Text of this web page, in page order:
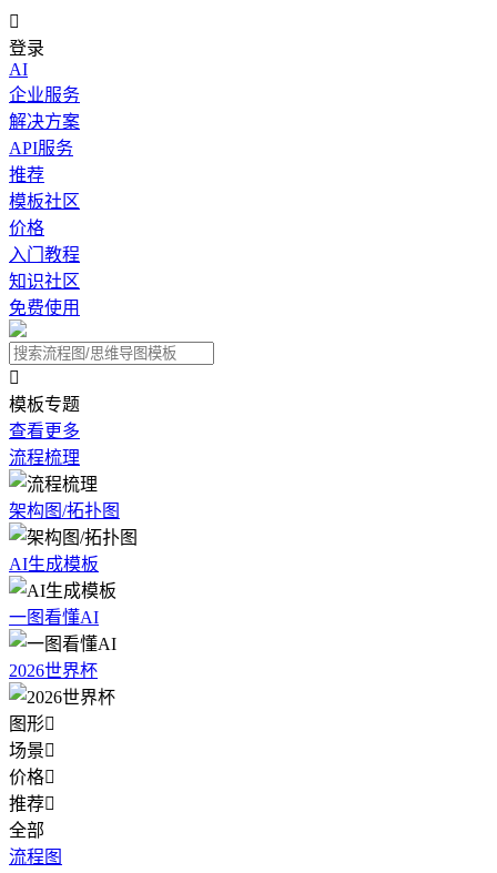

登录
AI
企业服务
解决方案
API服务
推荐
模板社区
价格
入门教程
知识社区
免费使用

模板专题
查看更多
流程梳理
架构图/拓扑图
AI生成模板
一图看懂AI
2026世界杯
图形
场景
价格
推荐
全部
流程图